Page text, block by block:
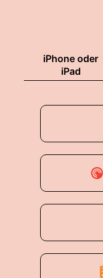
iPhone oder
iPad